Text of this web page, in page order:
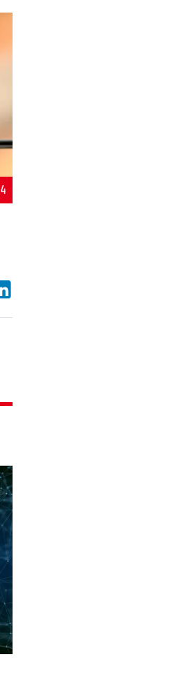
4